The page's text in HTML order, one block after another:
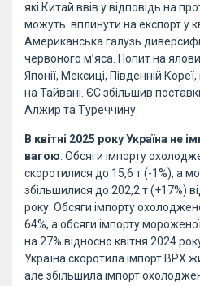
які Китай ввів у відповідь на
можуть вплинути на експорт у
Американська галузь
червоного м’яса. Попит на
Японії, Мексиці, Південній
на Тайвані. ЄС збільшив
Алжир та Туреччину.
В квітні 2025 року Україна не
вагою. Обсяги імпорту
скоротилися до 15,6 т (-1%), а
збільшилися до 202,2 т (+17%)
року. Обсяги імпорту
64%, а обсяги імпорту
на 27% відносно квітня 2024
Україна скоротила імпорт ВРХ
але збільшила імпорт